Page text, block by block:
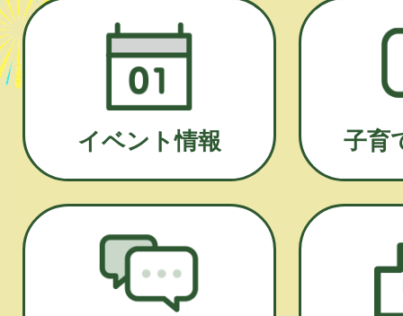
イベント情報 子育